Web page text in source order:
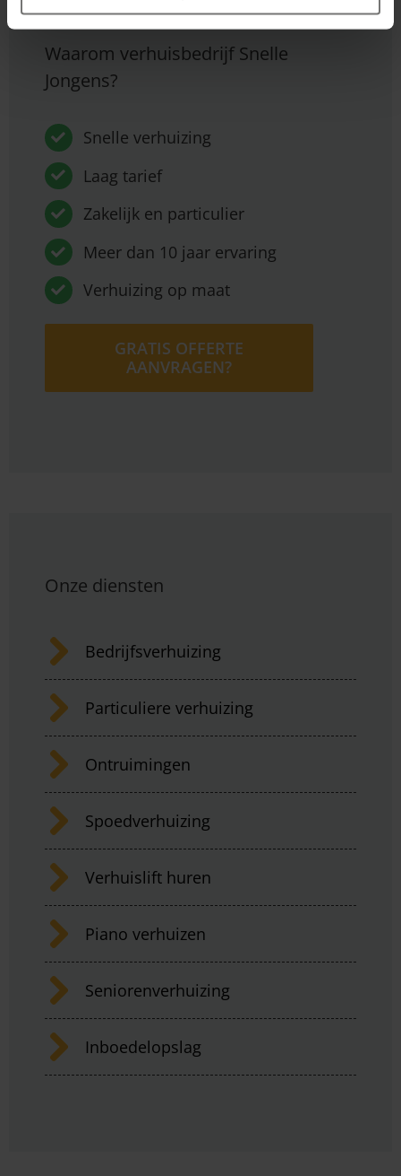
Waarom verhuisbedrijf Snelle
Jongens?
Snelle verhuizing
Laag tarief
Zakelijk en particulier
Meer dan 10 jaar ervaring
Verhuizing op maat
GRATIS OFFERTE
AANVRAGEN?
Onze diensten
Bedrijfsverhuizing
Particuliere verhuizing
Ontruimingen
Spoedverhuizing
Verhuislift huren
Piano verhuizen
Seniorenverhuizing
Inboedelopslag